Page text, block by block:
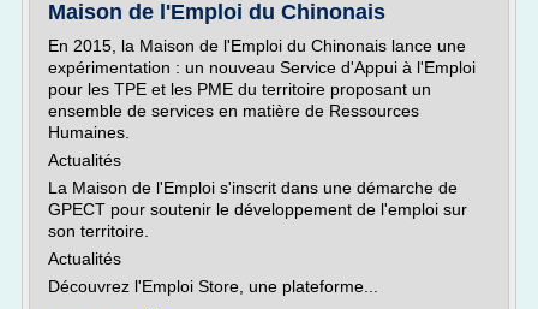
Maison de l'Emploi du Chinonais
En 2015, la Maison de l'Emploi du Chinonais lance une
expérimentation : un nouveau Service d'Appui à l'Emploi
pour les TPE et les PME du territoire proposant un
ensemble de services en matière de Ressources
Humaines.
Actualités
La Maison de l'Emploi s'inscrit dans une démarche de
GPECT pour soutenir le développement de l'emploi sur
son territoire.
Actualités
Découvrez l'Emploi Store, une plateforme...